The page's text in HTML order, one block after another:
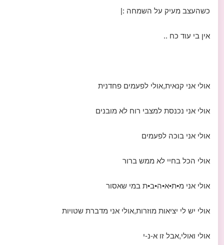
כשהעצב מעיק על השמחה :|
אין בי עוד כח ..
אולי אני קנאית,אולי לפעמים פחדנית
אולי אני נכנסת למצבי רוח לא מובנים
אולי אני בוכה לפעמים
אולי הכל בחיי לא ממש ברור
אולי אני מ•ת•א•ה•ב•ת במי שאסור
אולי יש לי יציאות מוזרות,אולי אני מדברת שטויות
אולי ואולי,אבל זו א-נ-י